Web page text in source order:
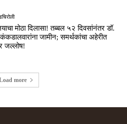
मोठा दिलासा! तब्बल ५२ दिवसांनंतर डॉ.
जामीन; समर्थकांचा अहेरीत
जल्लोष!
more